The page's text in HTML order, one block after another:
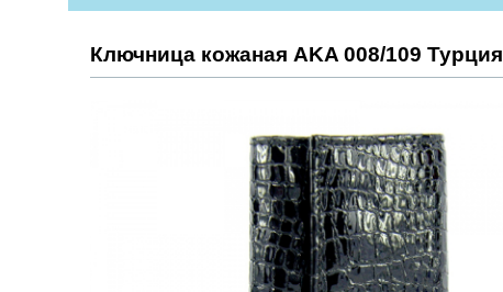
Ключница кожаная AKA 008/109 Турция